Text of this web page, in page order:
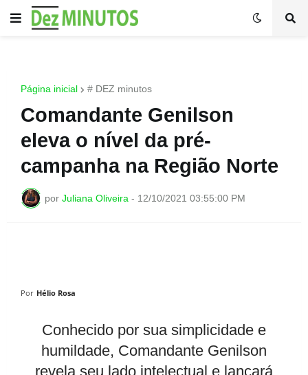
Página inicial # DEZ minutos
Comandante Genilson
eleva o nível da pré-
campanha na Região Norte
por Juliana Oliveira - 12/10/2021 03:55:00 PM
Por Hélio Rosa
Conhecido por sua simplicidade e
humildade, Comandante Genilson
revela seu lado intelectual e lançará